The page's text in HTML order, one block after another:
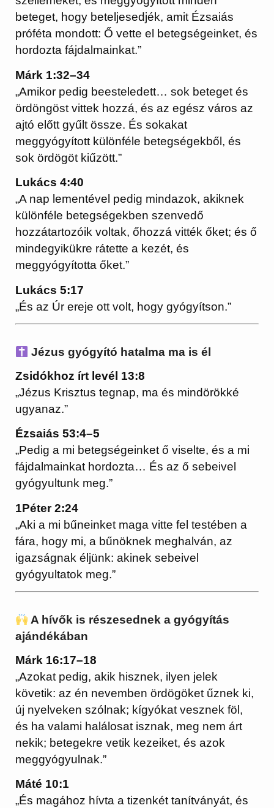
beteget, hogy beteljesedjék, amit Ézsaiás
próféta mondott: Ő vette el betegségeinket, és
hordozta fájdalmainkat.”
Márk 1:32–34
„Amikor pedig beesteledett… sok beteget és
ördöngöst vittek hozzá, és az egész város az
ajtó előtt gyűlt össze. És sokakat
meggyógyított különféle betegségekből, és
sok ördögöt kiűzött.”
Lukács 4:40
„A nap lementével pedig mindazok, akiknek
különféle betegségekben szenvedő
hozzátartozóik voltak, őhozzá vitték őket; és ő
mindegyikükre rátette a kezét, és
meggyógyította őket.”
Lukács 5:17
„És az Úr ereje ott volt, hogy gyógyítson.”
Jézus gyógyító hatalma ma is él
Zsidókhoz írt levél 13:8
„Jézus Krisztus tegnap, ma és mindörökké
ugyanaz.”
Ézsaiás 53:4–5
„Pedig a mi betegségeinket ő viselte, és a mi
fájdalmainkat hordozta… És az ő sebeivel
gyógyultunk meg.”
1Péter 2:24
„Aki a mi bűneinket maga vitte fel testében a
fára, hogy mi, a bűnöknek meghalván, az
igazságnak éljünk: akinek sebeivel
gyógyultatok meg.”
A hívők is részesednek a gyógyítás
ajándékában
Márk 16:17–18
„Azokat pedig, akik hisznek, ilyen jelek
követik: az én nevemben ördögöket űznek ki,
új nyelveken szólnak; kígyókat vesznek föl,
és ha valami halálosat isznak, meg nem árt
nekik; betegekre vetik kezeiket, és azok
meggyógyulnak.”
Máté 10:1
„És magához hívta a tizenkét tanítványát, és